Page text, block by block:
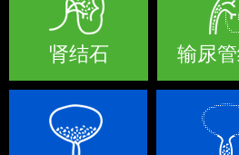
肾结石 输尿